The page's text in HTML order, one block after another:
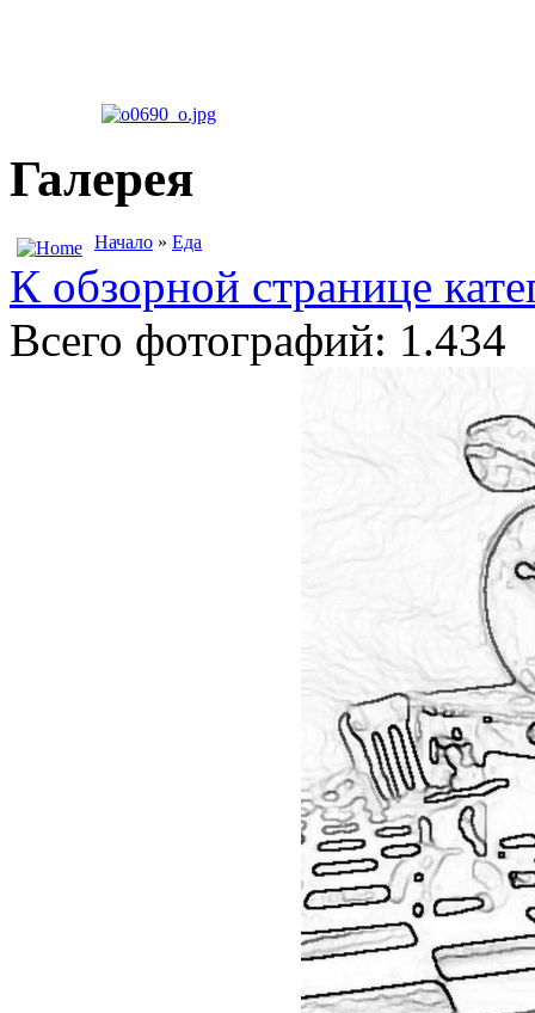
Галерея
Начало » Еда
К обзорной странице
Всего фотографий: 1.434